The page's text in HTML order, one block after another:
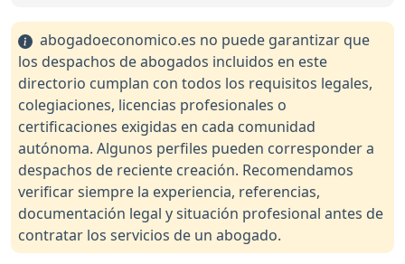
abogadoeconomico.es no puede garantizar que
los despachos de abogados incluidos en este
directorio cumplan con todos los requisitos legales,
colegiaciones, licencias profesionales o
certificaciones exigidas en cada comunidad
autónoma. Algunos perfiles pueden corresponder a
despachos de reciente creación. Recomendamos
verificar siempre la experiencia, referencias,
documentación legal y situación profesional antes de
contratar los servicios de un abogado.